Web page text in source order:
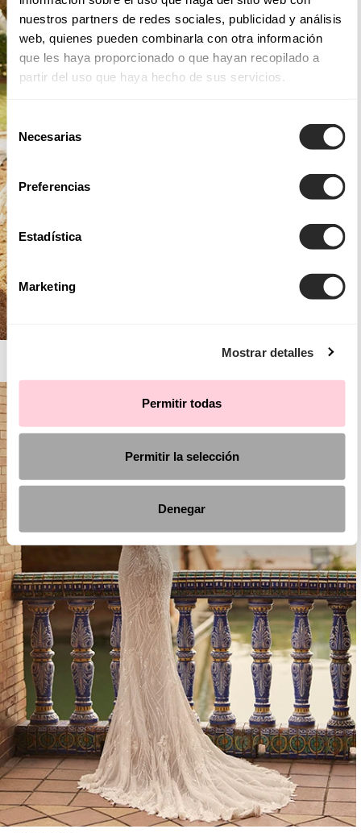
nuestros partners de redes sociales, publicidad y análisis
web, quienes pueden combinarla con otra información
que les haya proporcionado o que hayan recopilado a
partir del uso que haya hecho de sus servicios.
Selección
de
consentimiento
Necesarias
Preferencias
Estadística
Marketing
Mostrar detalles
Permitir todas
Permitir la selección
Denegar